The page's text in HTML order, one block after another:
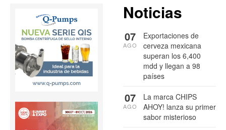
Noticias
Exportaciones de
cerveza mexicana
superan los 6,400
mdd y llegan a 98
países
07
AGO
La marca CHIPS
AHOY! lanza su primer
sabor misterioso
07
AGO